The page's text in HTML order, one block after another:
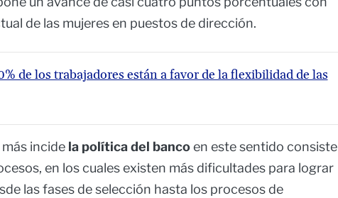
de las mujeres en puestos de dirección.
de los trabajadores están a favor de la flexibilidad de las
incide la política del bancoen este sentido consiste
en los cuales existen más dificultades para lograr
las fases de selección hasta los procesos de